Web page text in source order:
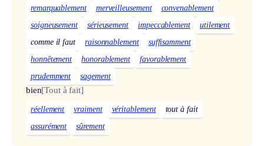
remarquablement
merveilleusement
convenablement
soigneusement
sérieusement impeccablement
utilement
comme il faut
raisonnablement
suffisamment
honnêtement
honorablement
favorablement
prudemment
sagement
bien[Tout à fait]
réellement vraiment véritablement
tout à fait
assurément
sûrement